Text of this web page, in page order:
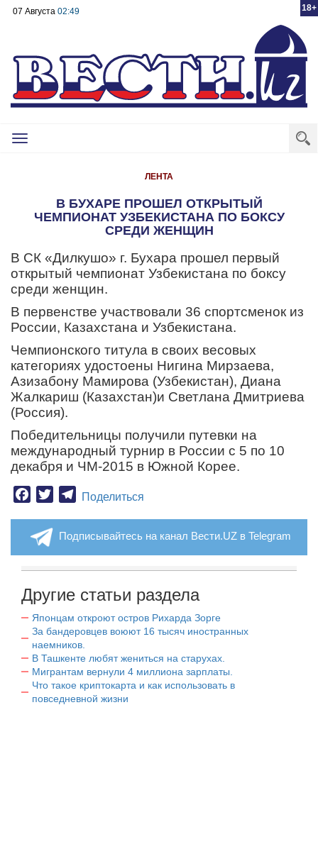
18+
07 Августа 02:49
Toggle
ЛЕНТА
В БУХАРЕ ПРОШЕЛ ОТКРЫТЫЙ
ЧЕМПИОНАТ УЗБЕКИСТАНА ПО БОКСУ
СРЕДИ ЖЕНЩИН
В СК «Дилкушо» г. Бухара прошел первый
открытый чемпионат Узбекистана по боксу
среди женщин.
В первенстве участвовали 36 спортсменок из
России, Казахстана и Узбекистана.
Чемпионского титула в своих весовых
категориях удостоены Нигина Мирзаева,
Азизабону Мамирова (Узбекистан), Диана
Жалкариш (Казахстан)и Светлана Дмитриева
(Россия).
Победительницы получили путевки на
международный турнир в России с 5 по 10
декабря и ЧМ-2015 в Южной Корее.
Facebook
TwitterTelegram
Поделиться
Подписывайтесь на канал Вести.UZ в Telegram
Другие статьи раздела
Японцам откроют остров Рихарда Зорге
За бандеровцев воюют 16 тысяч иностранных
наемников.
В Ташкенте любят жениться на старухах.
Мигрантам вернули 4 миллиона зарплаты.
Что такое криптокарта и как использовать в
повседневной жизни